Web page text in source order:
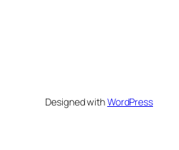
Designed withWordPress